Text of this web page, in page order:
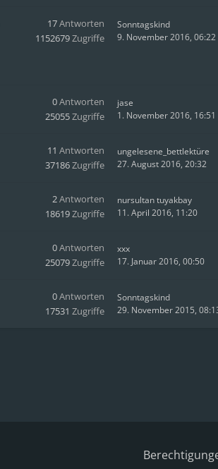
17Antworten
1152679Zugriffe
Sonntagskind
9. November 2016, 06:22
0Antworten
25055Zugriffe
jase
1. November 2016, 16:51
11 Antworten
37186Zugriffe
ungelesene_bettlektüre
27. August 2016, 20:32
2Antworten
18619Zugriffe
nursultan tuyakbay
11. April 2016, 11:20
0Antworten
25079Zugriffe
xxx
17. Januar 2016, 00:50
0Antworten
17531 Zugriffe
Sonntagskind
29. November 2015,